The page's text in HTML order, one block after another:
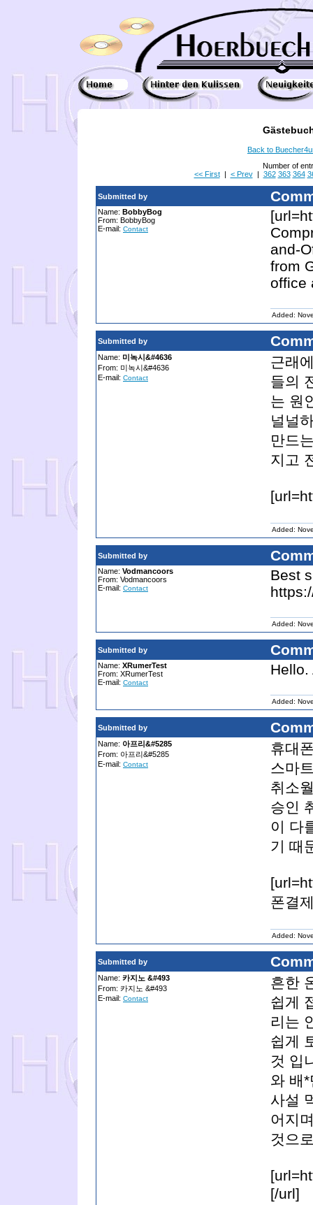
Back to
Number of
<< First| < Prev| 362 363 364
Submitted by
Name: BobbyBog
From: BobbyBog
E-mail: Contact
and-
from
office
Added:
Submitted by
Name: 미녹시&#4636
From: 미녹시&#4636
E-mail: Contact
근래
들의
는 원
널널
만드
지고
Added:
Submitted by
Name: Vodmancoors
From: Vodmancoors
E-mail: Contact
Best
Added:
Submitted by
Name: XRumerTest
From: XRumerTest
E-mail: Contact
Hello.
Added:
Submitted by
Name: 아프리&#5285
From: 아프리&#5285
E-mail: Contact
휴대
스마
취소
승인
이 다
기 때
폰결
Added:
Submitted by
Name: 카지노 &#493
From: 카지노 &#493
E-mail: Contact
흔한
쉽게
리는
쉽게
것 입
와 배
사설
어지
것으
[/url]